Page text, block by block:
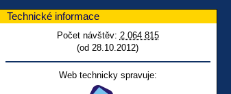
Technické informace
Počet návštěv: 2 064 815
(od 28.10.2012)
Web technicky spravuje: